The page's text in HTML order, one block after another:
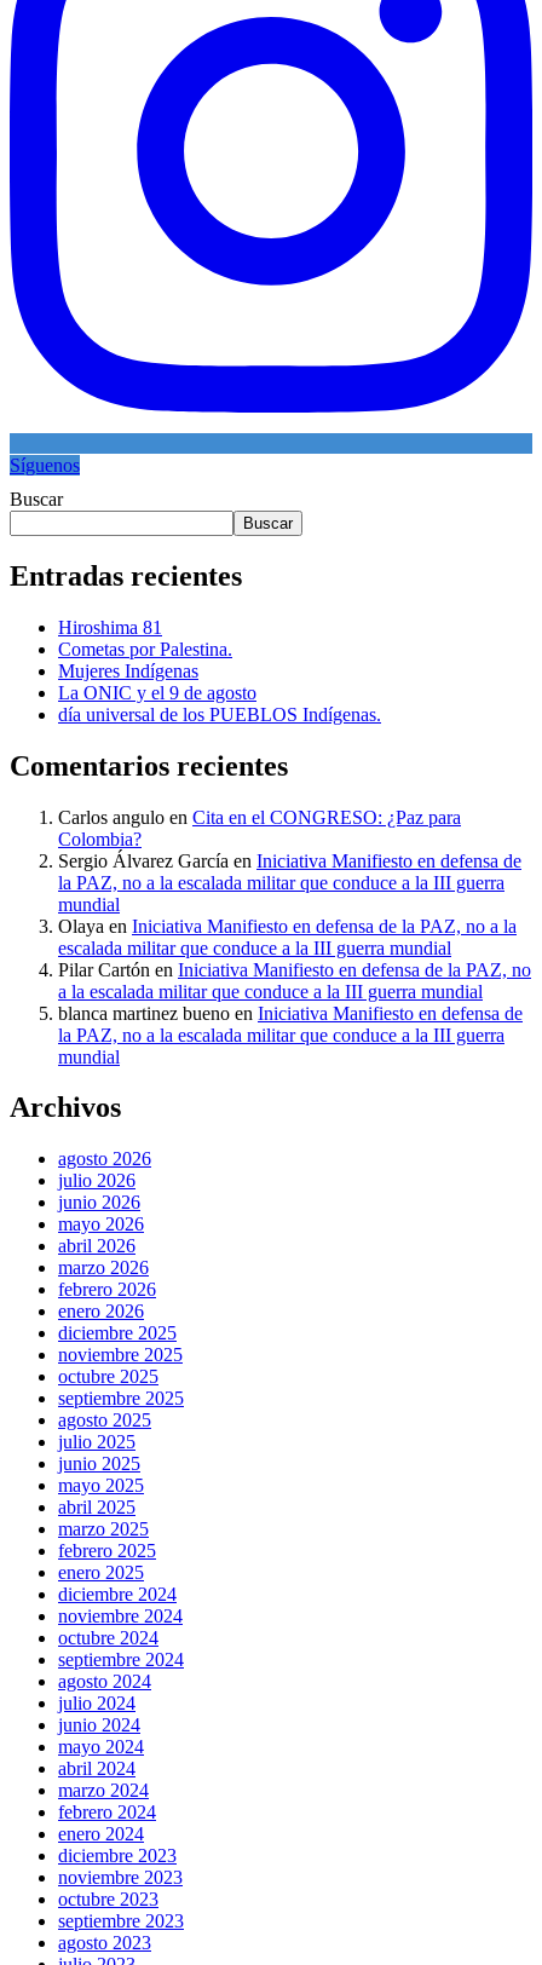
Síguenos
Buscar
Buscar
Entradas recientes
Hiroshima 81
Cometas por Palestina.
Mujeres Indígenas
La ONIC y el 9 de agosto
día universal de los PUEBLOS Indígenas.
Comentarios recientes
Carlos angulo en Cita en el CONGRESO: ¿Paz para
Colombia?
Sergio Álvarez García en Iniciativa Manifiesto en defensa de
la PAZ, no a la escalada militar que conduce a la III guerra
mundial
Olaya en Iniciativa Manifiesto en defensa de la PAZ, no a la
escalada militar que conduce a la III guerra mundial
Pilar Cartón en Iniciativa Manifiesto en defensa de la PAZ, no
a la escalada militar que conduce a la III guerra mundial
blanca martinez bueno en Iniciativa Manifiesto en defensa de
la PAZ, no a la escalada militar que conduce a la III guerra
mundial
Archivos
agosto 2026
julio 2026
junio 2026
mayo 2026
abril 2026
marzo 2026
febrero 2026
enero 2026
diciembre 2025
noviembre 2025
octubre 2025
septiembre 2025
agosto 2025
julio 2025
junio 2025
mayo 2025
abril 2025
marzo 2025
febrero 2025
enero 2025
diciembre 2024
noviembre 2024
octubre 2024
septiembre 2024
agosto 2024
julio 2024
junio 2024
mayo 2024
abril 2024
marzo 2024
febrero 2024
enero 2024
diciembre 2023
noviembre 2023
octubre 2023
septiembre 2023
agosto 2023